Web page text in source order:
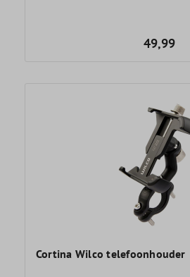
49,99
Cortina Wilco telefoonhouder